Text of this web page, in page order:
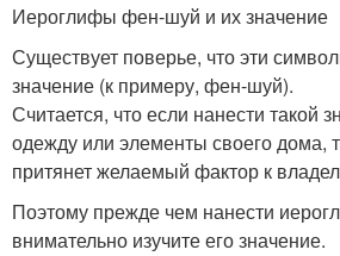
Иероглифы фен-шуй и их значение
Существует поверье, что эти
значение (к примеру, фен-шуй).
Считается, что если нанести такой
одежду или элементы своего дома,
притянет желаемый фактор к
Поэтому прежде чем нанести
внимательно изучите его значение.